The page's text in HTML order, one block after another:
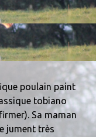
poulain paint
tobiano
. Sa maman
jument très